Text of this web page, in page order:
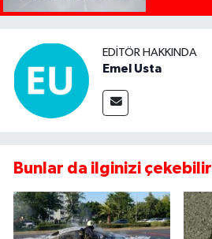
EDITÖR HAKKINDA
Emel Usta
Bunlar da ilginizi çekebilir